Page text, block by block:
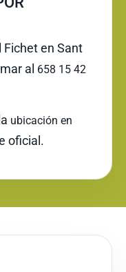
en Sant
al 658 15 42
ubicación en
oficial.